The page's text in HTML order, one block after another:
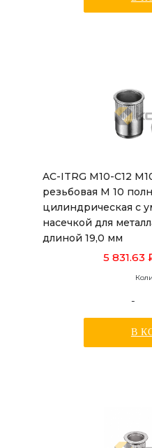
AC-ITRG M10-C12
резьбовая М 10
цилиндрическая с
насечкой для
длиной 19,0 мм
5 831.63
-
В